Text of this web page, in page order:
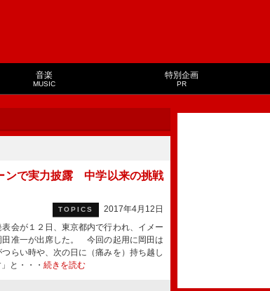
音楽
MUSIC
特別企画
PR
ンで実力披露 中学以来の挑戦
TOPICS
2017年4月12日
会が１２日、東京都内で行われ、イメー
田准一が出席した。 今回の起用に岡田は
らい時や、次の日に（痛みを）持ち越し
と・・・ 続きを読む